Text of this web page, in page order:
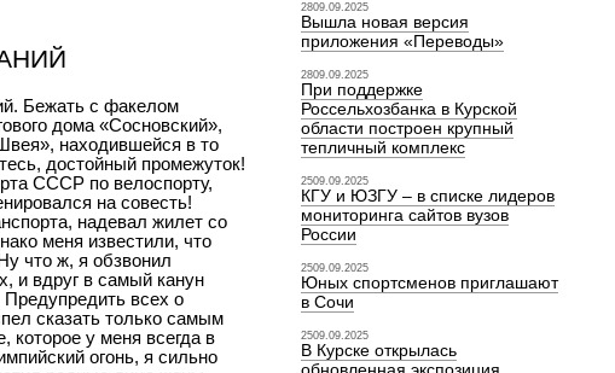
Бежать с факелом
дома «Сосновский»,
находившейся в то
достойный промежуток!
СССР по велоспорту,
на совесть!
надевал жилет со
меня известили, что
что ж, я обзвонил
и вдруг в самый канун
всех о
сказать только самым
у меня всегда в
огонь, я сильно
2809.09.2025
Вышла новая версия
приложения «Переводы»
2809.09.2025
При поддержке
Россельхозбанка в Курской
области построен крупный
тепличный комплекс
2509.09.2025
КГУ и ЮЗГУ – в списке лидеров
мониторинга сайтов вузов
России
2509.09.2025
Юных спортсменов приглашают
в Сочи
2509.09.2025
В Курске открылась